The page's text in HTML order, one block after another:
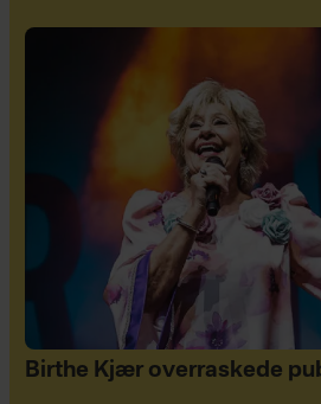
Birthe Kjær overraskede